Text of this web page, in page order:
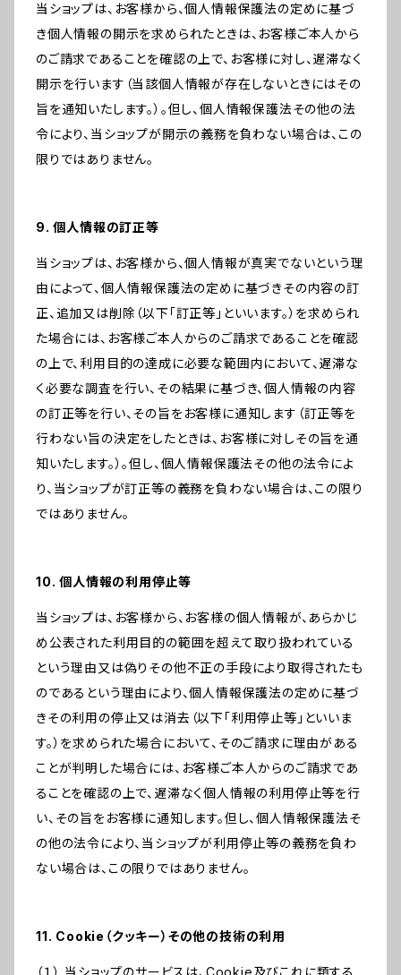
当ショップは、お客様から、個人情報保護法の定めに基づ
き個人情報の開示を求められたときは、お客様ご本人から
のご請求であることを確認の上で、お客様に対し、遅滞なく
開示を行います（当該個人情報が存在しないときにはその
旨を通知いたします。）。但し、個人情報保護法その他の法
令により、当ショップが開示の義務を負わない場合は、この
限りではありません。
9. 個人情報の訂正等
当ショップは、お客様から、個人情報が真実でないという理
由によって、個人情報保護法の定めに基づきその内容の訂
正、追加又は削除（以下「訂正等」といいます。）を求められ
た場合には、お客様ご本人からのご請求であることを確認
の上で、利用目的の達成に必要な範囲内において、遅滞な
く必要な調査を行い、その結果に基づき、個人情報の内容
の訂正等を行い、その旨をお客様に通知します（訂正等を
行わない旨の決定をしたときは、お客様に対しその旨を通
知いたします。）。但し、個人情報保護法その他の法令によ
り、当ショップが訂正等の義務を負わない場合は、この限り
ではありません。
10. 個人情報の利用停止等
当ショップは、お客様から、お客様の個人情報が、あらかじ
め公表された利用目的の範囲を超えて取り扱われている
という理由又は偽りその他不正の手段により取得されたも
のであるという理由により、個人情報保護法の定めに基づ
きその利用の停止又は消去（以下「利用停止等」といいま
す。）を求められた場合において、そのご請求に理由がある
ことが判明した場合には、お客様ご本人からのご請求であ
ることを確認の上で、遅滞なく個人情報の利用停止等を行
い、その旨をお客様に通知します。但し、個人情報保護法そ
の他の法令により、当ショップが利用停止等の義務を負わ
ない場合は、この限りではありません。
11. Cookie（クッキー）その他の技術の利用